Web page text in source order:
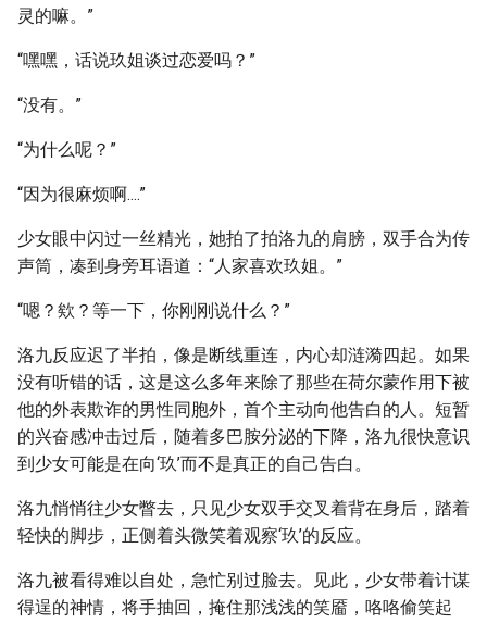
灵的嘛。”
“嘿嘿，话说玖姐谈过恋爱吗？”
“没有。”
“为什么呢？”
“因为很麻烦啊....”
少女眼中闪过一丝精光，她拍了拍洛九的肩膀，双手合为传
声筒，凑到身旁耳语道：“人家喜欢玖姐。”
“嗯？欸？等一下，你刚刚说什么？”
洛九反应迟了半拍，像是断线重连，内心却涟漪四起。如果
没有听错的话，这是这么多年来除了那些在荷尔蒙作用下被
他的外表欺诈的男性同胞外，首个主动向他告白的人。短暂
的兴奋感冲击过后，随着多巴胺分泌的下降，洛九很快意识
到少女可能是在向‘玖’而不是真正的自己告白。
洛九悄悄往少女瞥去，只见少女双手交叉着背在身后，踏着
轻快的脚步，正侧着头微笑着观察‘玖’的反应。
洛九被看得难以自处，急忙别过脸去。见此，少女带着计谋
得逞的神情，将手抽回，掩住那浅浅的笑靥，咯咯偷笑起